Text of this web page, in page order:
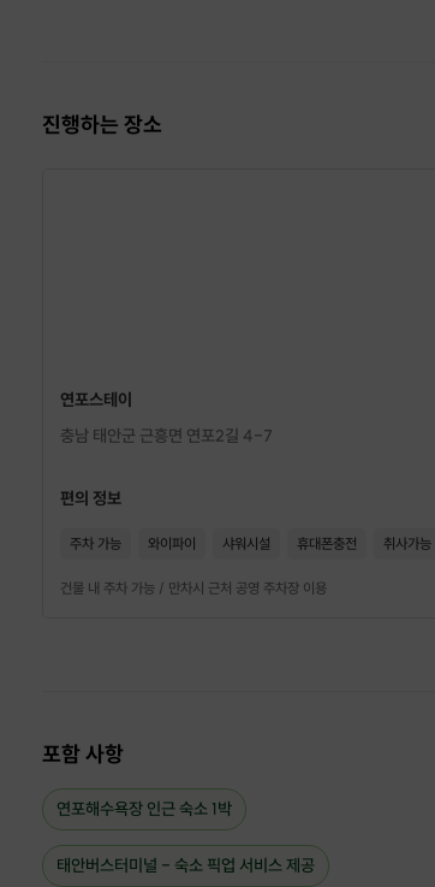
진행하는 장소
연포스테이
충남 태안군 근흥면 연포2길 4-7
편의 정보
주차 가능 와이파이 샤워시설 휴대폰충전 취사가능
건물 내 주차 가능 / 만차시 근처 공영 주차장 이용
포함 사항
연포해수욕장 인근 숙소 1박
태안버스터미널 - 숙소 픽업 서비스 제공